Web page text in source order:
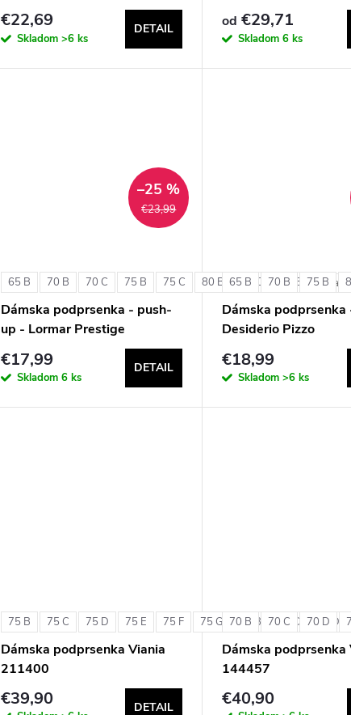
€22,69
Skladom >6 ks
DETAIL
od €29,71
Skladom6 ks
€23,99
–25 %
65 B 70 B 70 C 75 B 75 C 80 B 80 C 85 B +
Dámska podprsenka - push-
up - Lormar Prestige
€17,99
Skladom 6 ks
DETAIL
65 B 70 B 75 B
Dámska podprsenka
Desiderio Pizzo
€18,99
Skladom>6 ks
75 B 75 C 75 D 75 E 75 F 75 G 80 B 80 C 80 D
Dámska podprsenka Viania
211400
€39,90 DETAIL
70 B 70 C 70 D
Dámska podprsenka
144457
€40,90